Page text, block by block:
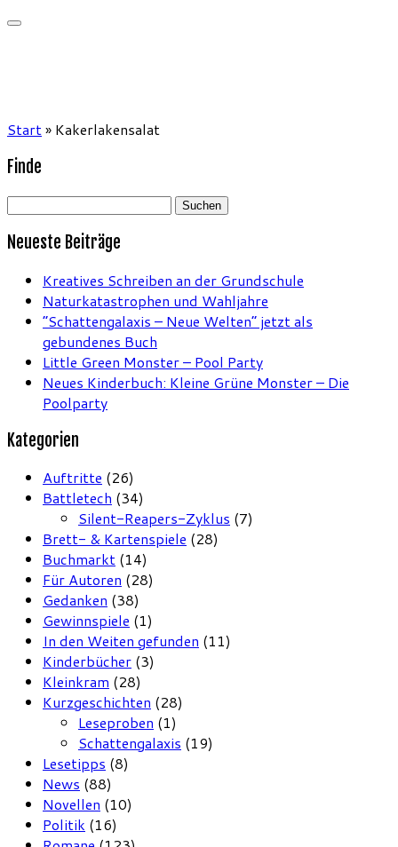
Start» Kakerlakensalat
Finde
Suchen
Neueste Beiträge
Kreatives Schreiben an der Grundschule
Naturkatastrophen und Wahljahre
“Schattengalaxis – Neue Welten” jetzt als
gebundenes Buch
Little Green Monster – Pool Party
Neues Kinderbuch: Kleine Grüne Monster – Die
Poolparty
Kategorien
Auftritte (26)
Battletech (34)
Silent-Reapers-Zyklus (7)
Brett- & Kartenspiele (28)
Buchmarkt (14)
Für Autoren (28)
Gedanken (38)
Gewinnspiele (1)
In den Weiten gefunden (11)
Kinderbücher (3)
Kleinkram (28)
Kurzgeschichten (28)
Leseproben (1)
Schattengalaxis (19)
Lesetipps (8)
News (88)
Novellen (10)
Politik (16)